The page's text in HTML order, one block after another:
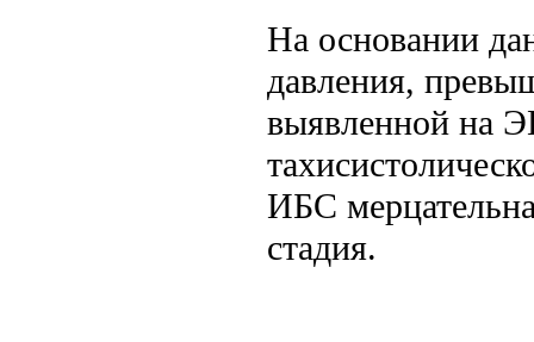
На основании
давления,
выявленной на
ИБС
стадия.